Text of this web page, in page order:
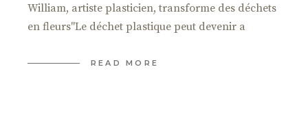
William, artiste plasticien, transforme des déchets
en fleurs"Le déchet plastique peut devenir a
READ MORE